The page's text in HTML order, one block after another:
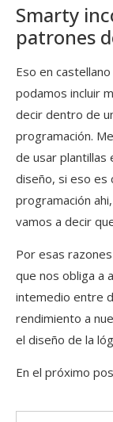
Smarty
patrones
Eso en
podamos incluir
decir dentro de
programación.
de usar plantillas
diseño, si eso es
programación
vamos a decir
Por esas
que nos obliga a
intemedio entre
rendimiento a
el diseño de la
En el próximo